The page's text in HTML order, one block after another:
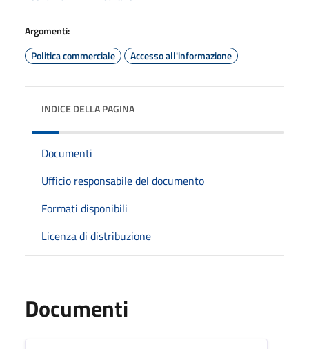
Argomenti:
Politica commerciale
Accesso all'informazione
INDICE DELLA PAGINA
Documenti
Ufficio responsabile del documento
Formati disponibili
Licenza di distribuzione
Documenti